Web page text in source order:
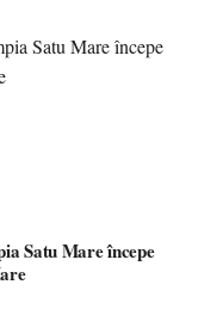
Satu Mare începe